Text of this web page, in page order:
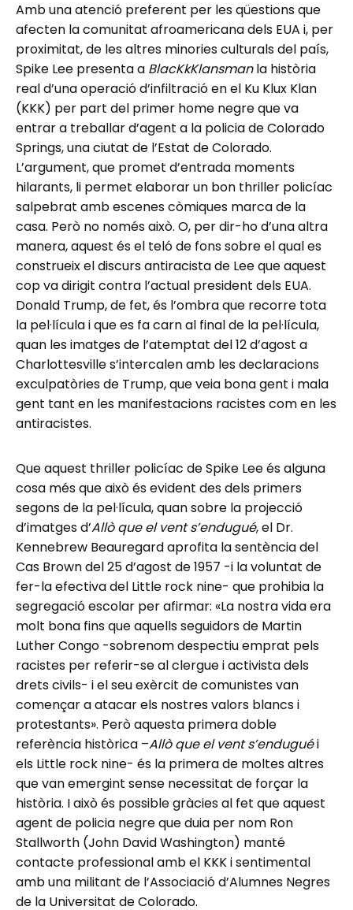
Amb una atenció preferent per les qüestions que
afecten la comunitat afroamericana dels EUA i, per
proximitat, de les altres minories culturals del país,
Spike Lee presenta a BlacKkKlansmanla història
real d’una operació d’infiltració en el Ku Klux Klan
(KKK) per part del primer home negre que va
entrar a treballar d’agent a la policia de Colorado
Springs, una ciutat de l’Estat de Colorado.
L’argument, que promet d’entrada moments
hilarants, li permet elaborar un bon thriller policíac
salpebrat amb escenes còmiques marca de la
casa. Però no només això. O, per dir-ho d’una altra
manera, aquest és el teló de fons sobre el qual es
construeix el discurs antiracista de Lee que aquest
cop va dirigit contra l’actual president dels EUA.
Donald Trump, de fet, és l’ombra que recorre tota
la pel·lícula i que es fa carn al final de la pel·lícula,
quan les imatges de l’atemptat del 12 d’agost a
Charlottesville s’intercalen amb les declaracions
exculpatòries de Trump, que veia bona gent i mala
gent tant en les manifestacions racistes com en les
antiracistes.
Que aquest thriller policíac de Spike Lee és alguna
cosa més que això és evident des dels primers
segons de la pel·lícula, quan sobre la projecció
d’imatges d’Allò que el vent s’endugué, el Dr.
Kennebrew Beauregard aprofita la sentència del
Cas Brown del 25 d’agost de 1957 -i la voluntat de
fer-la efectiva del Little rock nine- que prohibia la
segregació escolar per afirmar: «La nostra vida era
molt bona fins que aquells seguidors de Martin
Luther Congo -sobrenom despectiu emprat pels
racistes per referir-se al clergue i activista dels
drets civils- i el seu exèrcit de comunistes van
començar a atacar els nostres valors blancs i
protestants». Però aquesta primera doble
referència històrica –Allò que el vent s’enduguéi
els Little rock nine- és la primera de moltes altres
que van emergint sense necessitat de forçar la
història. I això és possible gràcies al fet que aquest
agent de policia negre que duia per nom Ron
Stallworth (John David Washington) manté
contacte professional amb el KKK i sentimental
amb una militant de l’Associació d’Alumnes Negres
de la Universitat de Colorado.